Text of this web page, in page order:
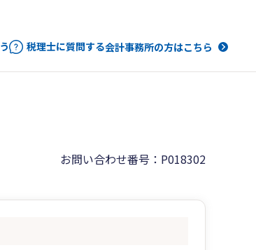
税理士に質問する会計事務所の方はこちら
お問い合わせ番号：P018302